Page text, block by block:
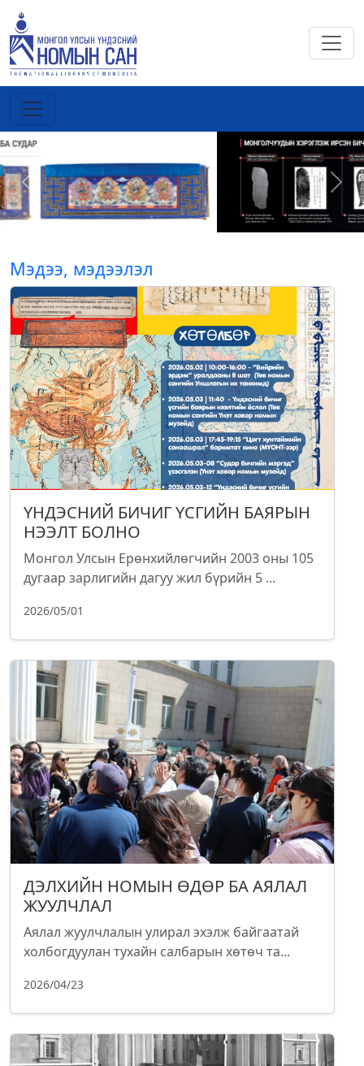
Previous Next
Мэдээ, мэдээлэл
ҮНДЭСНИЙ БИЧИГ ҮСГИЙН БАЯРЫН
НЭЭЛТ БОЛНО
Монгол Улсын Ерөнхийлөгчийн 2003 оны 105
дугаар зарлигийн дагуу жил бүрийн 5 ...
2026/05/01
ДЭЛХИЙН НОМЫН ӨДӨР БА АЯЛАЛ
ЖУУЛЧЛАЛ
Аялал жуулчлалын улирал эхэлж байгаатай
холбогдуулан тухайн салбарын хөтөч та...
2026/04/23